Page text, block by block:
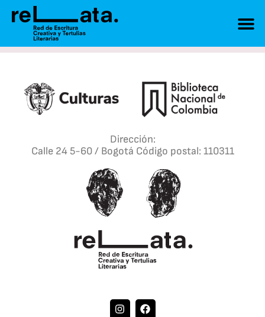
Dirección:
Calle 24 5-60 / Bogotá Código postal: 110311